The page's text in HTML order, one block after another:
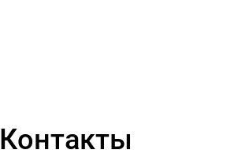
Контакты